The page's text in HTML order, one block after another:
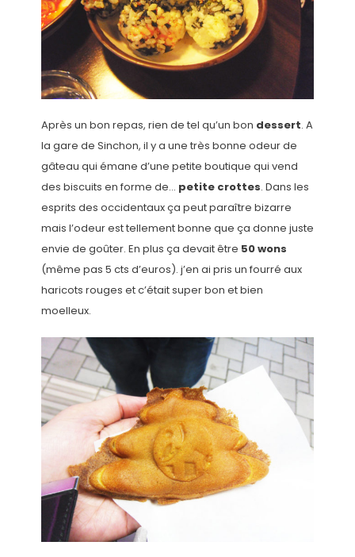
Après un bon repas, rien de tel qu’un bon dessert. A
la gare de Sinchon, il y a une très bonne odeur de
gâteau qui émane d’une petite boutique qui vend
des biscuits en forme de… petite crottes. Dans les
esprits des occidentaux ça peut paraître bizarre
mais l’odeur est tellement bonne que ça donne juste
envie de goûter. En plus ça devait être 50 wons
(même pas 5 cts d’euros). j’en ai pris un fourré aux
haricots rouges et c’était super bon et bien
moelleux.